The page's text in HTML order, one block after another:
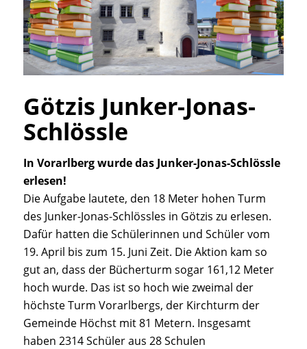
Götzis Junker-Jonas-
Schlössle
In Vorarlberg wurde das Junker-Jonas-Schlössle
erlesen!
Die Aufgabe lautete, den 18 Meter hohen Turm
des Junker-Jonas-Schlössles in Götzis zu erlesen.
Dafür hatten die Schülerinnen und Schüler vom
19. April bis zum 15. Juni Zeit. Die Aktion kam so
gut an, dass der Bücherturm sogar 161,12 Meter
hoch wurde. Das ist so hoch wie zweimal der
höchste Turm Vorarlbergs, der Kirchturm der
Gemeinde Höchst mit 81 Metern. Insgesamt
haben 2314 Schüler aus 28 Schulen